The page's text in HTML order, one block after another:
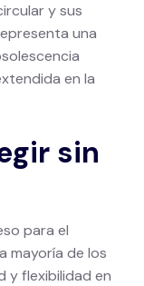
y sus
una
en la
sin
para el
mayoría de los
y flexibilidad en